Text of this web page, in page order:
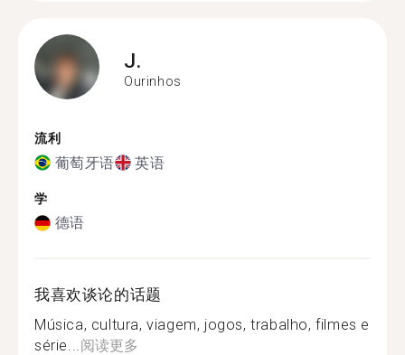
J.
Ourinhos
流利
葡萄牙语 英语
学
德语
我喜欢谈论的话题
Música, cultura, viagem, jogos, trabalho, filmes e
série...阅读更多